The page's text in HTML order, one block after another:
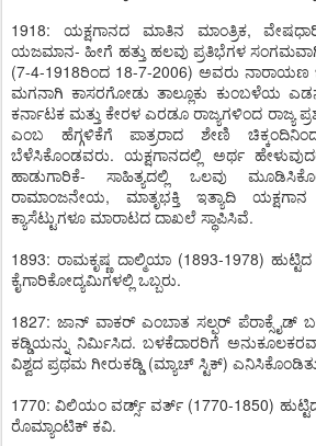
1918: ಯಕ್ಷಗಾನದ ಮಾತಿನ ಮಾಂತ್ರಿಕ,
ಯಜಮಾನ- ಹೀಗೆ ಹತ್ತು ಹಲವು ಪ್ರತಿಭೆಗಳ
(7-4-1918ರಿಂದ 18-7-2006) ಅವರು ನಾರಾಯಣ
ಮಗನಾಗಿ ಕಾಸರಗೋಡು ತಾಲ್ಲೂಕು ಕುಂಬಳೆಯ
ಕರ್ನಾಟಕ ಮತ್ತು ಕೇರಳ ಎರಡೂ ರಾಜ್ಯಗಳಿಂದ ರಾಜ್ಯ
ಎಂಬ ಹೆಗ್ಗಳಿಕೆಗೆ ಪಾತ್ರರಾದ ಶೇಣಿ
ಬೆಳೆಸಿಕೊಂಡವರು. ಯಕ್ಷಗಾನದಲ್ಲಿ ಅರ್ಥ
ಹಾಡುಗಾರಿಕೆ- ಸಾಹಿತ್ಯದಲ್ಲಿ ಒಲವು
ರಾಮಾಂಜನೇಯ, ಮಾತೃಭಕ್ತಿ ಇತ್ಯಾದಿ
ಕ್ಯಾಸೆಟ್ಟುಗಳೂ ಮಾರಾಟದ ದಾಖಲೆ ಸ್ಥಾಪಿಸಿವೆ.
1893: ರಾಮಕೃಷ್ಣ ದಾಲ್ಮಿಯಾ (1893-1978)
ಕೈಗಾರಿಕೋದ್ಯಮಿಗಳಲ್ಲಿ ಒಬ್ಬರು.
1827: ಜಾನ್ ವಾಕರ್ ಎಂಬಾತ ಸಲ್ಫರ್
ಕಡ್ಡಿಯನ್ನು ನಿರ್ಮಿಸಿದ. ಬಳಕೆದಾರರಿಗೆ
ವಿಶ್ವದ ಪ್ರಥಮ ಗೀರುಕಡ್ಡಿ (ಮ್ಯಾಚ್ ಸ್ಟಿಕ್)
1770: ವಿಲಿಯಂ ವರ್ಡ್ಸ್ ವರ್ತ್ (1770-1850)
ರೊಮ್ಯಾಂಟಿಕ್ ಕವಿ.